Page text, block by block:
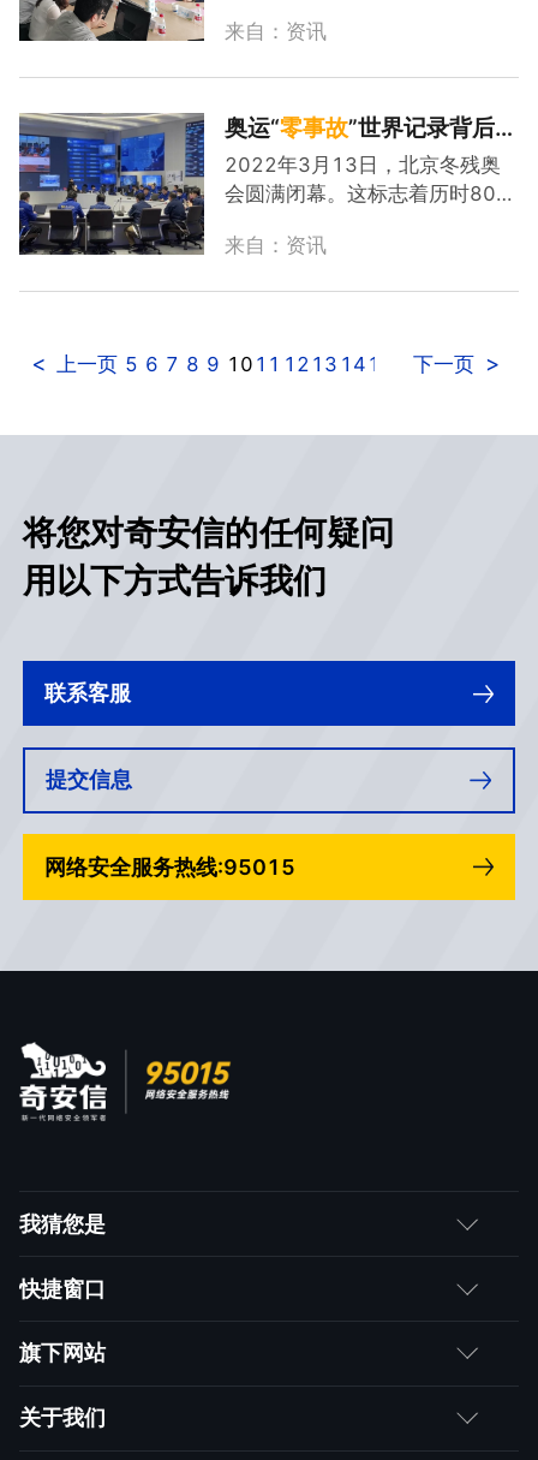
国家数千名运动员的交流沟通、
的技术。开放式5G网络、云计
算、物联网、人工智能等技术，
2...
就通过产品、技术和运营服务合
探讨。
来自：资讯
奥运“零事故”世界记录背后：
实战化态势感知如何“三位一
体”
2022年3月13日，北京冬残奥
会圆满闭幕。这标志着历时800
奥会提供的网络安全保障工作，
百余公里；日均监测日志超37亿
本54个，排查风险主机150台，
跟踪、研判...
来自：资讯
< 上一页 5 6 7 8 9 10 11 12 13 14 15 下一页 >
将您对奇安信的任何疑问
用以下方式告诉我们
联系客服
提交信息
网络安全服务热线:95015
我猜您是
客户
合作伙伴
求职者
快捷窗口
如何购买
产品注册与激活
旗下网站
网神
关于我们